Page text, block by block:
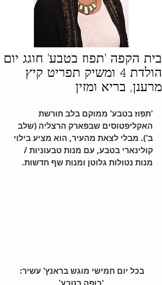
בית הקפה 'תפוז בטבע' חוגג יום
הולדת 4 ומשיק תפריט קיץ
מרענן, בריא ומזין
'תפוז בטבע' ממוקם בלב חורשת
האקליפטוסים שבפארק הרצליה (שלב
ב'). מבלי לצאת מהעיר, הוא מציע בילוי
קולינארי בטבע, עם מנות טבעוניות /
מנות נטולות גלוטן ומנות שף חדשות.
בכל יום חמישי מוגש בראנץ' עשיר: